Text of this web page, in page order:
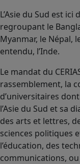
L’Asie du Sud est
regroupant le
Myanmar, le Népal,
entendu, l’Inde.
Le mandat du
rassemblement, la
d’universitaires
l’Asie du Sud et sa
des arts et lettres,
sciences politiques
l’éducation, des
communications,